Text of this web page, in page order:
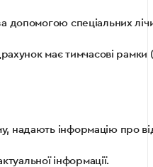
за допомогою спеціальних
має тимчасові
надають інформацію про
інформації.